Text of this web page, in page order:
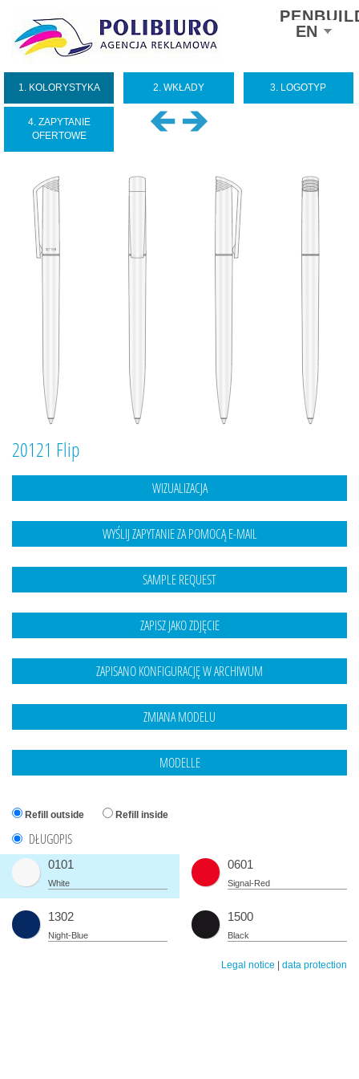
Select
yourEN
1. KOLORYSTYKA 2. WKŁADY 3. LOGOTYP
4. ZAPYTANIE
OFERTOWE
20121 Flip
Refill outside Refill inside
DŁUGOPIS
0101
White
0601
Signal-Red
1302
Night-Blue
1500
Black
Legal notice data protection